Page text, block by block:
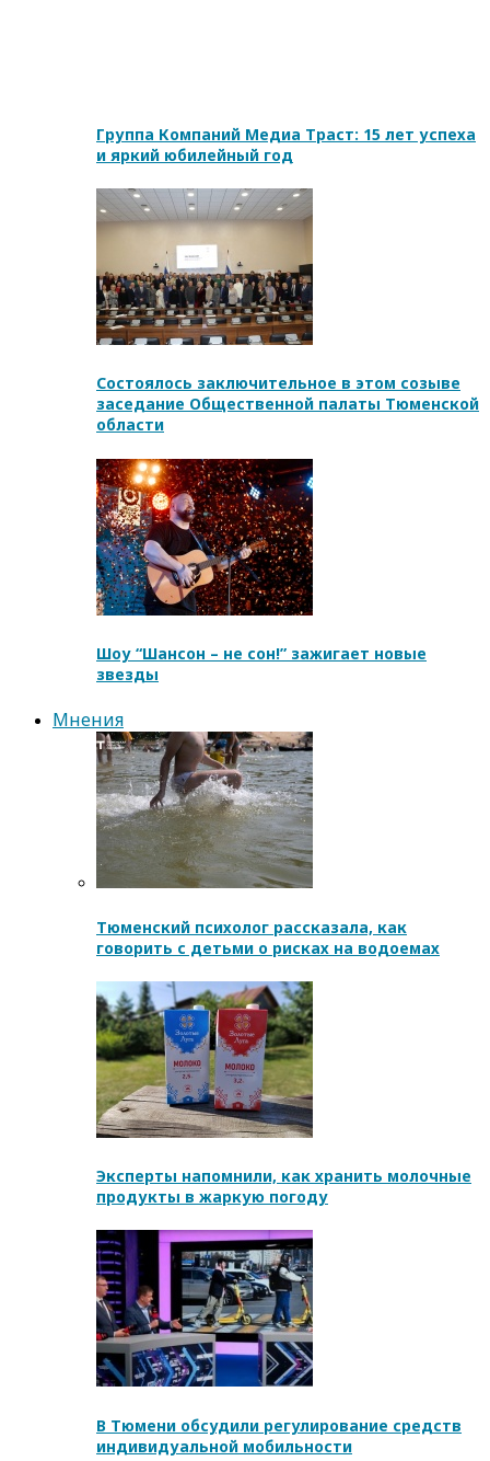
Группа Компаний Медиа Траст: 15 лет успеха
и яркий юбилейный год
Состоялось заключительное в этом созыве
заседание Общественной палаты Тюменской
области
Шоу “Шансон – не сон!” зажигает новые
звезды
Мнения
Тюменский психолог рассказала, как
говорить с детьми о рисках на водоемах
Эксперты напомнили, как хранить молочные
продукты в жаркую погоду
В Тюмени обсудили регулирование средств
индивидуальной мобильности